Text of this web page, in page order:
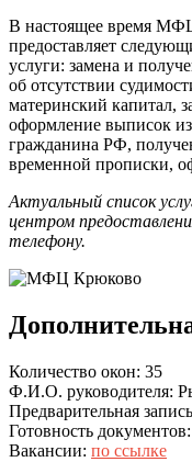
В настоящее время
предоставляет
услуги: замена и
об отсутствии
материнский капитал,
оформление выписок
гражданина РФ,
временной прописки,
Актуальный список
центром
телефону.
Количество окон: 35
Ф.И.О. руководителя:
Предварительная
Готовность документов:
Вакансии: по ссылке